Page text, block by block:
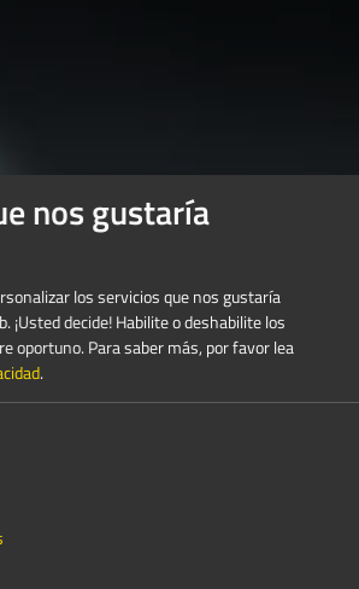
nos gustaría
los servicios que nos gustaría
¡Usted decide! Habilite o deshabilite los
oportuno.Para saber más, por favor lea
.